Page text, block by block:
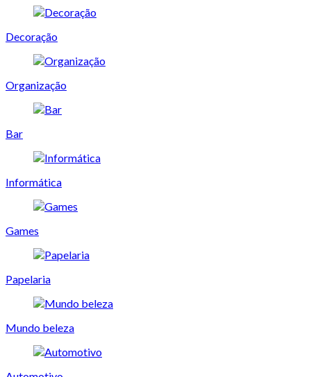
Decoração
Organização
Bar
Informática
Games
Papelaria
Mundo beleza